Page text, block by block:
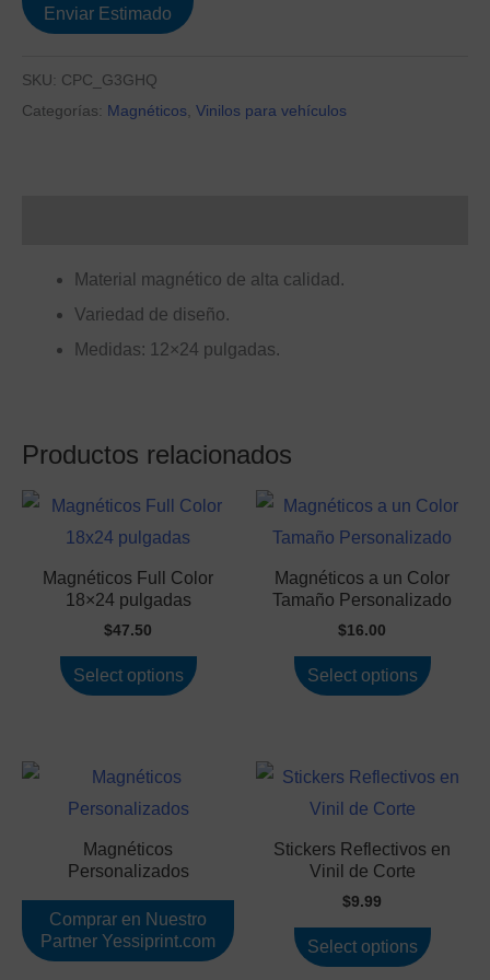
Enviar Estimado
SKU: CPC_G3GHQ
Categorías: Magnéticos, Vinilos para vehículos
Material magnético de alta calidad.
Variedad de diseño.
Medidas: 12×24 pulgadas.
Productos relacionados
Magnéticos Full Color
18×24 pulgadas
$47.50
Select options
Magnéticos a un Color
Tamaño Personalizado
$16.00
Select options
Magnéticos
Personalizados
Comprar en Nuestro
Partner Yessiprint.com
Stickers Reflectivos en
Vinil de Corte
$9.99
Select options